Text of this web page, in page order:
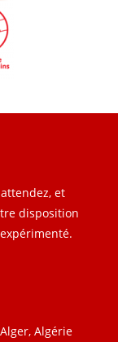
et
disposition
Algérie